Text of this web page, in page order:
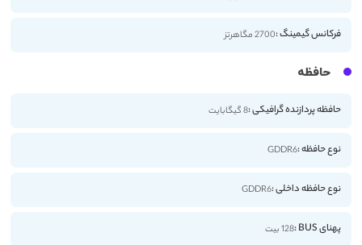
فرکانس گیمینگ :2700 مگاهرتز
حافظه
حافظه پردازنده گرافیکی :8 گیگابایت
نوع حافظه :GDDR6
نوع حافظه داخلی :GDDR6
پهنای BUS : 128 بیت